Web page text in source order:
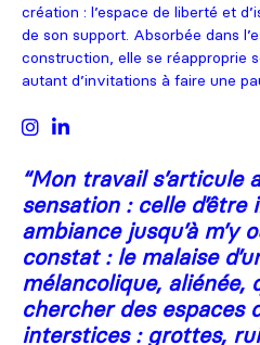
création : l’espace de liberté et
de son support. Absorbée dans
construction, elle se réapproprie
autant d’invitations à faire une
“Mon travail s’articule
sensation : celle
ambiance jusqu’à m’y
constat : le malaise
mélancolique, aliénée,
chercher des espaces
interstices : grottes,